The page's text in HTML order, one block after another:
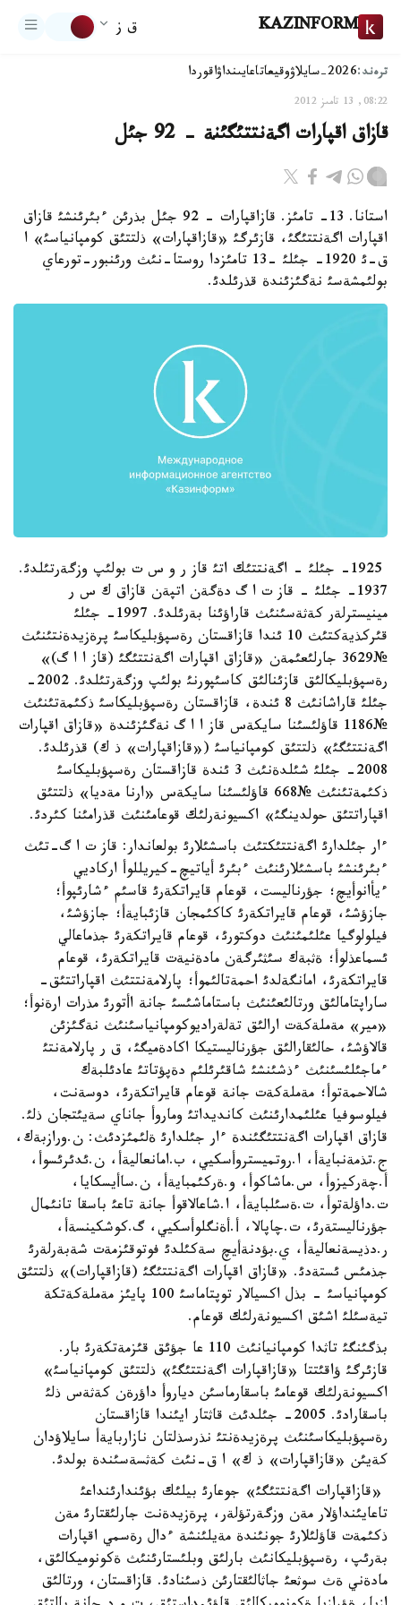
KAZINFORM ق ز
ترەند:2026-سايلاۋ وقيعاتاعايىنداۋاقوردا
08:22, 13 تامىز 2012
قازاق اقپارات اگةنتتئگئنة - 92 جئل
استانا. 13- تامئز. قازاقپارات - 92 جئل بذرئن ءبئرئنشئ قازاق
اقپارات اگةنتتئگئ، قازئرگئ «قازاقپارات» ذلتتئق كومپانياسئ» ا
ق-ئ 1920- جئلئ -13 تامئزدا روستا-نئث ورئنبور-تورعاي
بولئمشةسئ نةگئزئندة قذرئلدئ.
1925- جئلئ - اگةنتتئك اتئ قاز ر و س ت بولئپ وزگةرتئلدئ.
1937- جئلئ - قاز ت ا گ دةگةن اتپةن قازاق ك س ر
مينيسترلةر كةثةسئنئث قاراؤئنا بةرئلدئ. 1997- جئلئ
قئركذيةكتئث 10 ئندا قازاقستان رةسپؤبليكاسئ پرةزيدةنتئنئث
№3629 جارلئعئمةن «قازاق اقپارات اگةنتتئگئ (قاز ا ا گ)»
رةسپؤبليكالئق قازئنالئق كاسئپورنئ بولئپ وزگةرتئلدئ. 2002-
جئلئ قاراشانئث 8 ئندة، قازاقستان رةسپؤبليكاسئ ذكئمةتئنئث
№1186 قاؤلئسئنا سايكةس قاز ا ا گ نةگئزئندة «قازاق اقپارات
اگةنتتئگئ» ذلتتئق كومپانياسئ («قازاقپارات» ذ ك) قذرئلدئ.
2008- جئلئ شئلدةنئث 3 ئندة قازاقستان رةسپؤبليكاسئ
ذكئمةتئنئث №668 قاؤلئسئنا سايكةس «ارنا مةديا» ذلتتئق
اقپاراتتئق حولدينگئ» اكسيونةرلئك قوعامئنئث قذرامئنا كئردئ.
ءار جئلدارئ اگةنتتئكتئث باسشئلارئ بولعاندار: قاز ت ا گ-تئث
ءبئرئنشئ باسشئلارئنئث ءبئرئ أياتيچ-كيريللوأ اركاديي
ءيأانوأيچ؛ جؤرناليست، قوعام قايراتكةرئ قاسئم ءشارئپوأ؛
جازؤشئ، قوعام قايراتكةرئ كاكئمجان قازئبايةأ؛ جازؤشئ،
فيلولوگيا عئلئمئنئث دوكتورئ، قوعام قايراتكةرئ جذماعالي
ئسماعذلوأ؛ ةثبةك سئثئرگةن مادةنيةت قايراتكةرئ، قوعام
قايراتكةرئ، امانگةلدئ احمةتالئموأ؛ پارلامةنتتئث اقپاراتتئق-
ساراپتامالئق ورتالئعئنئث باستاماشئسئ جانة اأتورئ مذرات ارةنوأ؛
«مير» مةملةكةت ارالئق تةلةراديوكومپانياسئنئث نةگئزئن
قالاؤشئ، حالئقارالئق جؤرناليستيكا اكادةميگئ، ق ر پارلامةنتئ
ءماجئلئسئنئث ءذشئنشئ شاقئرئلئم دةپؤتاتئ عادئلبةك
شالاحمةتوأ؛ مةملةكةت جانة قوعام قايراتكةرئ، دوسةنت،
فيلوسوفيا عئلئمدارئنئث كانديداتئ وماروأ جاناي سةيئتجان ذلئ.
قازاق اقپارات اگةنتتئگئندة ءار جئلدارئ ةلئمئزدئث: ن.ورازبةك،
ج.تذمةنبايةأ، ا.روتميستروأسكيي، ب.امانعاليةأ، ن.ئدئرئسوأ،
أ.چةركيزوأ، س.ماشاكوأ، و.ةركئمبايةأ، ن.ساأيسكايا،
ت.داؤلةتوأ، ت.ةسئلبايةأ، ا.شاعالاقوأ جانة تاعئ باسقا تانئمال
جؤرناليستةرئ، ت.چاپالا، أ.أةنگلوأسكيي، گ.كوشكينسةأ،
ر.دذيسةنعاليةأ، ي.بؤدنةأيچ سةكئلدئ فوتوقئزمةت شةبةرلةرئ
جذمئس ئستةدئ. «قازاق اقپارات اگةنتتئگئ (قازاقپارات)» ذلتتئق
كومپانياسئ - بذل اكسيالار توپتاماسئ 100 پايئز مةملةكةتكة
تيةسئلئ اشئق اكسيونةرلئك قوعام.
بذگئنگئ تاثدا كومپانيانئث 110 عا جؤئق قئزمةتكةرئ بار.
قازئرگئ ؤاقئتتا «قازاقپارات اگةنتتئگئ» ذلتتئق كومپانياسئ»
اكسيونةرلئك قوعامئ باسقارماسئن دياروأ داؤرةن كةثةس ذلئ
باسقارادئ. 2005- جئلدئث قاثتار ايئندا قازاقستان
رةسپؤبليكاسئنئث پرةزيدةنتئ نذرسذلتان نازاربايةأ سايلاؤدان
كةيئن «قازاقپارات» ذ ك» ا ق-نئث كةثسةسئندة بولدئ.
«قازاقپارات اگةنتتئگئ» جوعارئ بيلئك بؤئندارئنداعئ
تاعايئنداؤلار مةن وزگةرتؤلةر، پرةزيدةنت جارلئقتارئ مةن
ذكئمةت قاؤلئلارئ جونئندة مةيلئنشة ءدال رةسمي اقپارات
بةرئپ، رةسپؤبليكانئث بارلئق وبلئستارئنئث ةكونوميكالئق،
مادةني ةث سوثعئ جاثالئقتارئن ذسئنادئ. قازاقستان، ورتالئق